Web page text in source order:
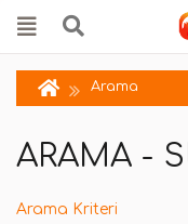
Arama
ARAMA -
Arama Kriteri